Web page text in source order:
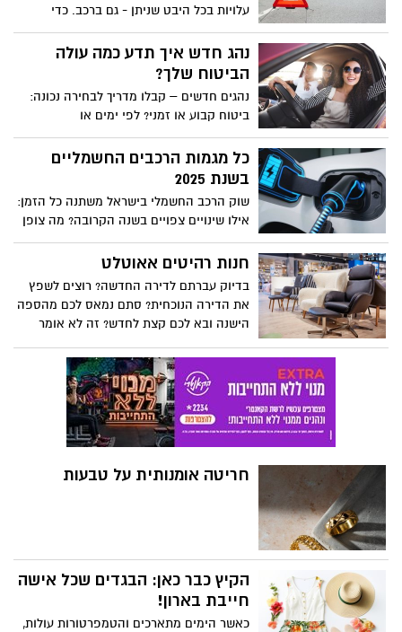
עלויות בכל היבט שניתן - גם ברכב. כדי
לעשות זאת נכון אנחנו צריכים להכיר את
הפרמטרים שבאמצעותם ניתן להבין כמה
עולה ביטוח מקיף לרכב, מהי הצעת המחיר
הספציפית שנקבל בהתאם לנתוני הנהג
והרכב – ואיך ניתן להוזיל את המחיר
הפוליסה?
נהג חדש איך תדע כמה עולה
הביטוח שלך?
נהגים חדשים – קבלו מדריך לבחירה נכונה:
ביטוח קבוע או זמני? לפי ימים או
קילומטראג'? איזה סוגי ביטוח כדאי לרכוש?
איך עושים השוואת שוק יעילה? כל התשובות
בפנים
כל מגמות הרכבים החשמליים
בשנת 2025
שוק הרכב החשמלי בישראל משתנה כל הזמן:
אילו שינויים צפויים בשנה הקרובה? מה צופן
העתיד וכמה רכבים נוסעים בכבישי ישראל
כיום?
חנות רהיטים אאוטלט
בדיוק עברתם לדירה החדשה? רוצים לשפץ
את הדירה הנוכחית? סתם נמאס לכם מהספה
הישנה ובא לכם קצת לחדש? זה לא אומר
כדי להתפנק בריענון לבית. בחנות רהיטי
האאוטלט תוכלו למצוא את כל מה שרק תרצו
במחירים נוחים לכל כיס ומבלי להתפשר על
האיכות.
חריטה אומנותית על טבעות
הקיץ כבר כאן: הבגדים שכל אישה
חייבת בארון!
כאשר הימים מתארכים והטמפרטורות עולות,